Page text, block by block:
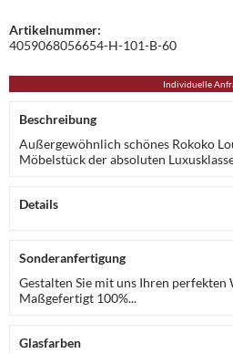
Artikelnummer:
4059068056654-H-101-B-60
Individuelle
Beschreibung
Außergewöhnlich schönes Rokoko
Möbelstück der absoluten
Details
Sonderanfertigung
Gestalten Sie mit uns Ihren
Maßgefertigt 100%...
Glasfarben